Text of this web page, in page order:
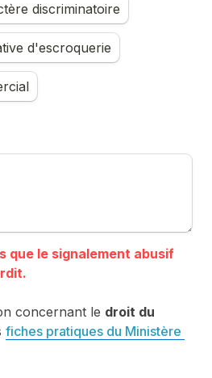
discriminatoire
d'escroquerie
que le signalement abusif
concernant le droit du
fiches pratiques du Ministère